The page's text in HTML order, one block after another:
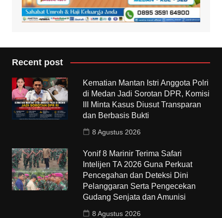
Recent post
Kematian Mantan Istri Anggota Polri
di Medan Jadi Sorotan DPR, Komisi
III Minta Kasus Diusut Transparan
dan Berbasis Bukti
8 Agustus 2026
Yonif 8 Marinir Terima Safari
Intelijen TA 2026 Guna Perkuat
Pencegahan dan Deteksi Dini
Pelanggaran Serta Pengecekan
Gudang Senjata dan Amunisi
8 Agustus 2026